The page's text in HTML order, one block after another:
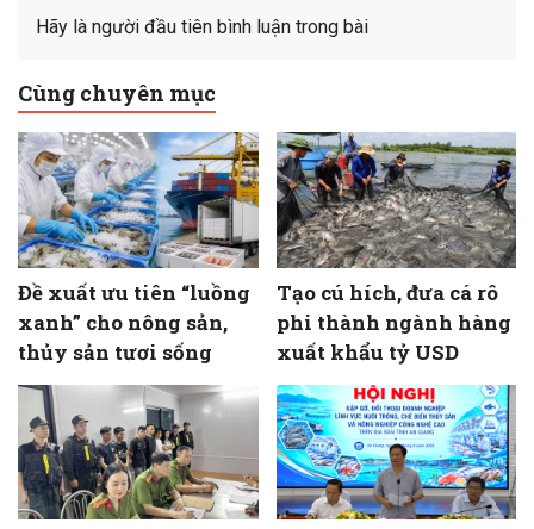
Hãy là người đầu tiên bình luận trong bài
Cùng chuyên mục
Đề xuất ưu tiên “luồng
xanh” cho nông sản,
thủy sản tươi sống
Tạo cú hích, đưa cá rô
phi thành ngành hàng
xuất khẩu tỷ USD